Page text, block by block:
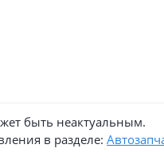
быть неактуальным.
в разделе: